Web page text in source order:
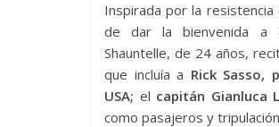
Inspirada por la
de dar la bienvenida a
Shauntelle, de 24 años,
que incluía a Rick Sasso,
USA; el capitán Gianluca
como pasajeros y